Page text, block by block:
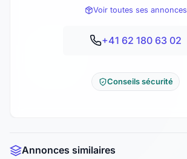
Voir toutes ses annonces
+41 62 180 63 02
Conseils sécurité
Annonces similaires